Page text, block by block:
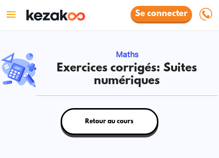
Se connecter
Maths
Exercices corrigés: Suites
numériques
Retour au cours